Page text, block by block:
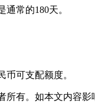
常的180天。
可支配额度。
所有。如本文内容影